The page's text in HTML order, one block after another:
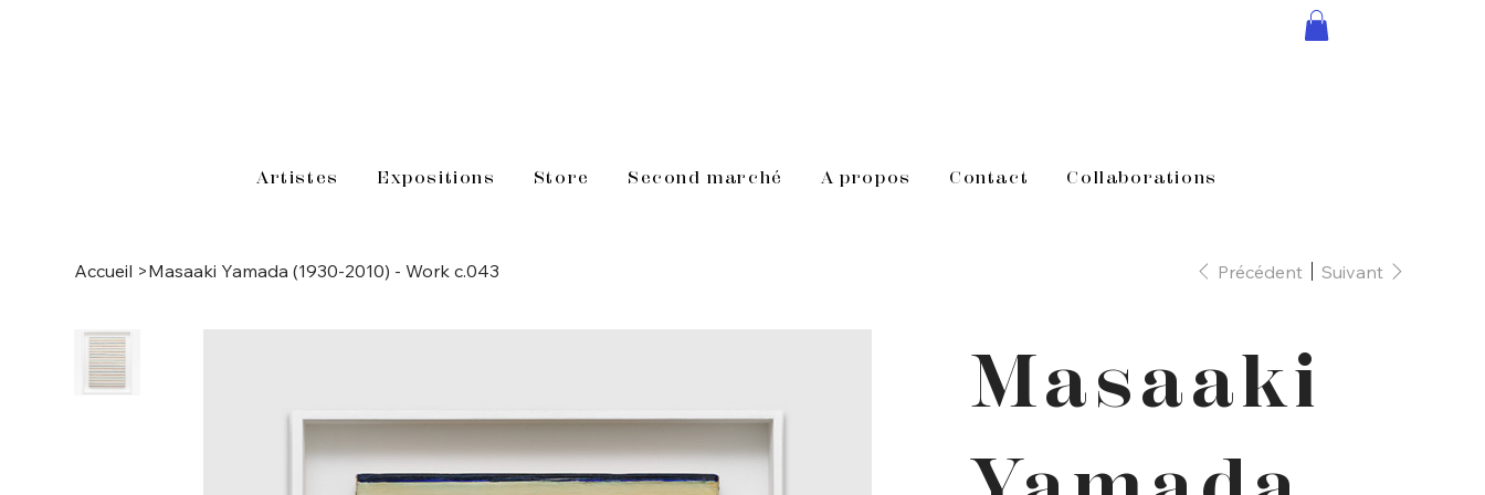
Artistes Expositions Store Second marché A propos Contact Collaborations
Accueil >Masaaki Yamada (1930-2010) - Work c.043 Précédent Suivant
Masaaki